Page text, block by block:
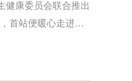
健康委员会联合推出
首站便暖心走进凌